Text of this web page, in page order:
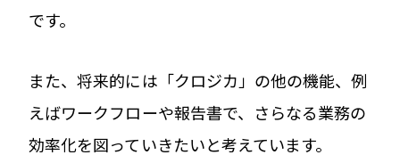
です。
また、将来的には「クロジカ」の他の機能、例
えばワークフローや報告書で、さらなる業務の
効率化を図っていきたいと考えています。